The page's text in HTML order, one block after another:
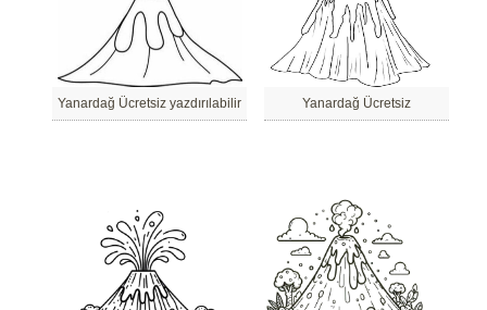
Yanardağ Ücretsiz yazdırılabilir Yanardağ Ücretsiz